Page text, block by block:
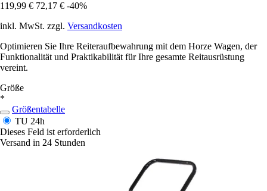
119,99 € 72,17 € -40%
inkl. MwSt. zzgl. Versandkosten
Optimieren Sie Ihre Reiteraufbewahrung mit dem Horze Wagen, der
Funktionalität und Praktikabilität für Ihre gesamte Reitausrüstung
vereint.
Größe
*
Größentabelle
TU 24h
Dieses Feld ist erforderlich
Versand in 24 Stunden